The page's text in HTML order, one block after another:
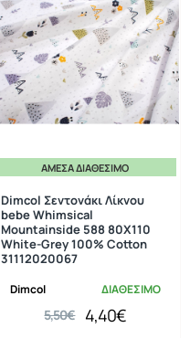
ΆΜΕΣΑ ΔΙΑΘΈΣΙΜΟ
Dimcol ΔΙΑΘΕΣΙΜΟ
Dimcol Σεντονάκι Λίκνου
bebe Whimsical
Mountainside 588 80X110
White-Grey 100% Cotton
31112020067
4,40€
5,50€